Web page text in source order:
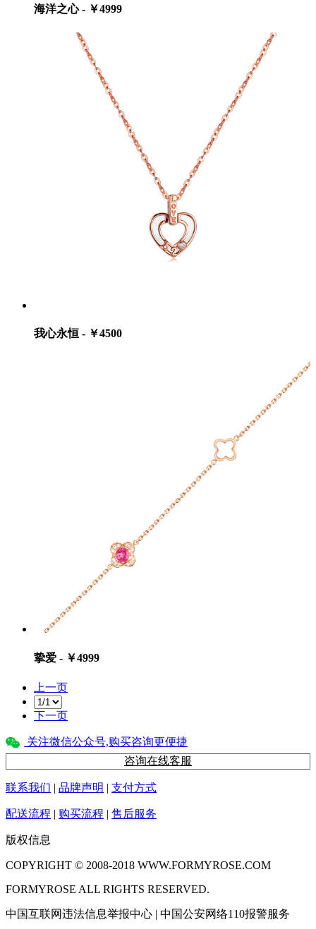
海洋之心 - ￥4999
我心永恒 - ￥4500
挚爱 - ￥4999
上一页
下一页
关注微信公众号,购买咨询更便捷
咨询在线客服
联系我们 | 品牌声明 | 支付方式
配送流程 | 购买流程 | 售后服务
版权信息
COPYRIGHT © 2008-2018 WWW.FORMYROSE.COM
FORMYROSE ALL RIGHTS RESERVED.
中国互联网违法信息举报中心 | 中国公安网络110报警服务